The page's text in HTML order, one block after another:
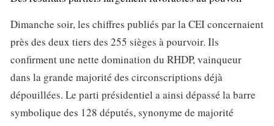
Dimanche soir, les chiffres publiés par la CEI concernaient
près des deux tiers des 255 sièges à pourvoir. Ils
confirment une nette domination du RHDP, vainqueur
dans la grande majorité des circonscriptions déjà
dépouillées. Le parti présidentiel a ainsi dépassé la barre
symbolique des 128 députés, synonyme de majorité